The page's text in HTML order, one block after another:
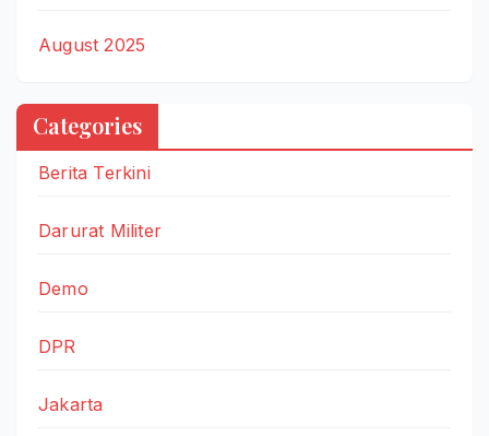
August 2025
Categories
Berita Terkini
Darurat Militer
Demo
DPR
Jakarta